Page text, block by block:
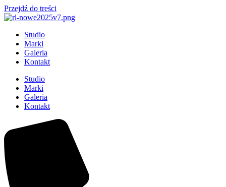
Przejdź do treści
Studio
Marki
Galeria
Kontakt
Studio
Marki
Galeria
Kontakt